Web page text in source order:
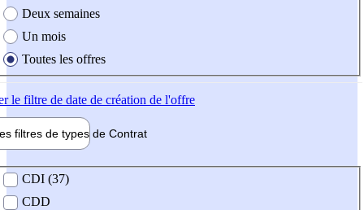
Deux semaines
Un mois
Toutes les offres
le filtre de date de création de l'offre
filtres de types de Contrat
contrat
CDI (37)
CDD